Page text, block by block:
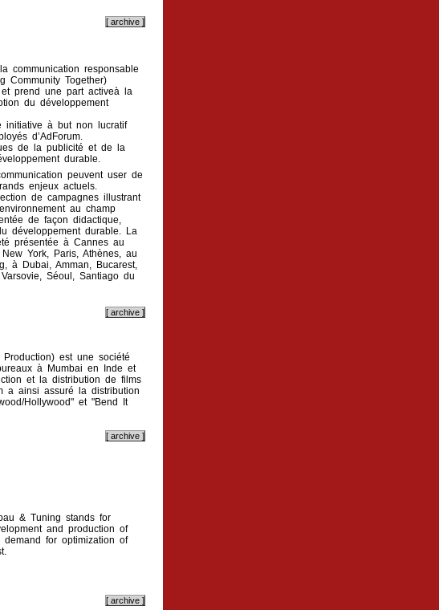
communication responsable
Community Together)
prend une part activeà la
du développement
initiative à but non lucratif
d’AdForum.
de la publicité et de la
durable.
peuvent user de
enjeux actuels.
de campagnes illustrant
au champ
de façon didactique,
développement durable. La
présentée à Cannes au
York, Paris, Athènes, au
à Dubai, Amman, Bucarest,
Séoul, Santiago du
est une société
à Mumbai en Inde et
et la distribution de films
a ainsi assuré la distribution
Hollywood" et "Bend It
& Tuning stands for
and production of
for optimization of